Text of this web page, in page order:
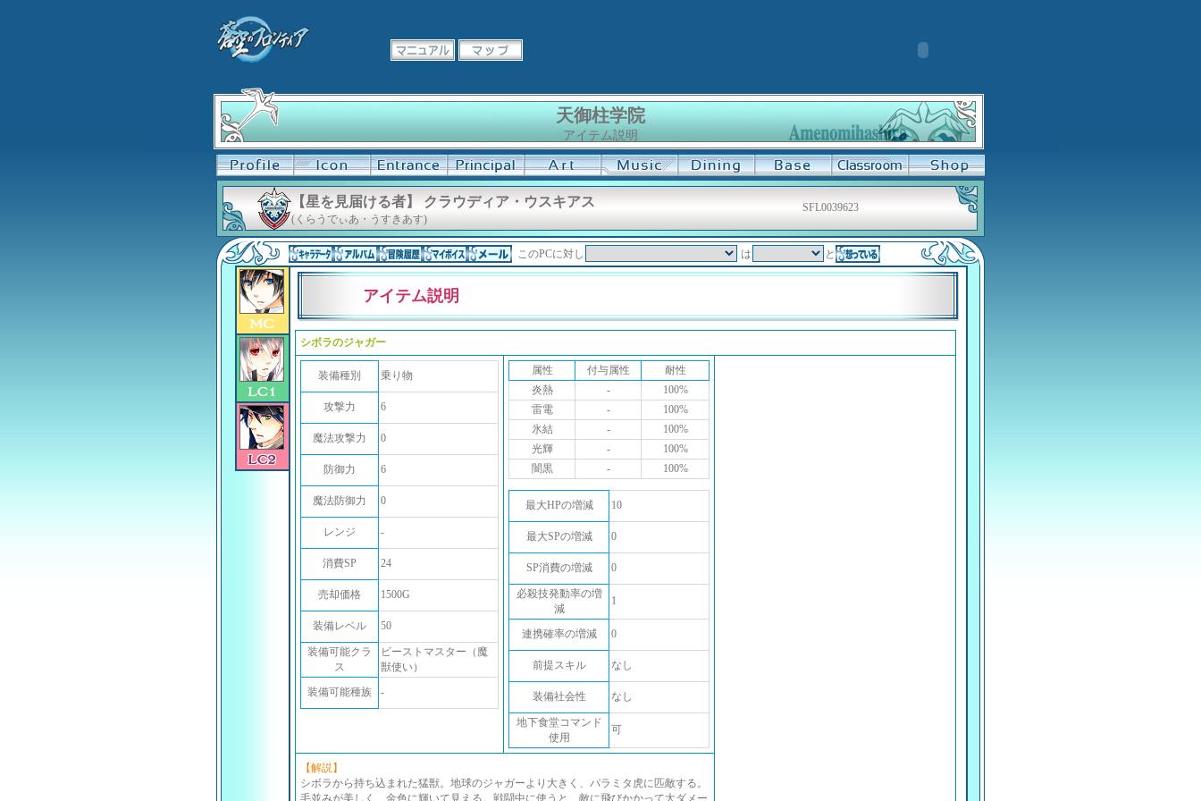
天御柱学院
アイテム説明
【星を見届ける者】 クラウディア・ウスキアス
(くらうでぃあ・うすきあす)
SFL0039623
このPCに対し は と
アイテム説明
シボラのジャガー
装備種別 乗り物
攻撃力 6
魔法攻撃力 0
防御力 6
魔法防御力 0
レンジ -
消費SP 24
売却価格 1500G
装備レベル 50
装備可能クラ
ス
ビーストマスター（魔
獣使い）
装備可能種族
-
属性 付与属性
耐性
炎熱
-
100%
雷電
-
100%
氷結
-
100%
光輝
-
100%
闇黒
- 100%
最大HPの増減 10
最大SPの増減 0
SP消費の増減 0
必殺技発動率の増
減
1
連携確率の増減 0
前提スキル なし
装備社会性 なし
地下食堂コマンド
使用
可
【解説】
シボラから持ち込まれた猛獣。地球のジャガーより大きく、パラミタ虎に匹敵する。
毛並みが美しく、金色に輝いて見える。戦闘中に使うと、敵に飛びかかって大ダメー